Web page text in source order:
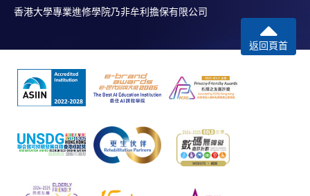
香港大學專業進修學院乃非牟利擔保有限公司
返回頁首